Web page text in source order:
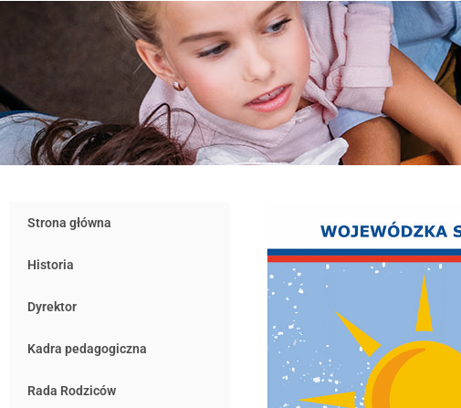
Strona główna
Historia
Dyrektor
Kadra pedagogiczna
Rada Rodziców